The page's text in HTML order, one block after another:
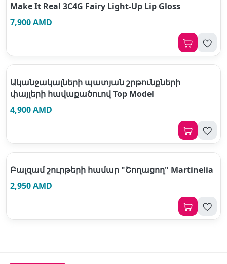
Make It Real 3C4G Fairy Light-Up Lip Gloss
7,900 AMD
Ականջակալների պատյան շրթունքների
փայլերի հավաքածուով Top Model
4,900 AMD
Բալզամ շուրթերի համար "Շողացող" Martinelia
2,950 AMD